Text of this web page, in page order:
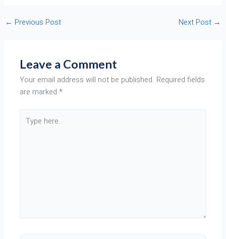
← Previous Post Next Post →
Leave a Comment
Your email address will not be published. Required fields
are marked*
Type